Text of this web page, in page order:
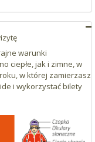
warunki
ciepłe, jak i zimne, w
w której zamierzasz
i wykorzystać bilety